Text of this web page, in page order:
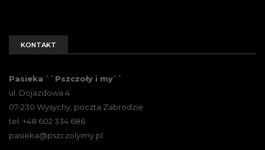
KONTAKT
Pasieka ``Pszczoły i my``
ul. Dojazdowa 4
07-230 Wysychy, poczta Zabrodzie
tel. +48 602 334 686
pasieka@pszczolyimy.pl